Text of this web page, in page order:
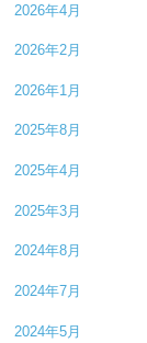
2026年4月
2026年2月
2026年1月
2025年8月
2025年4月
2025年3月
2024年8月
2024年7月
2024年5月